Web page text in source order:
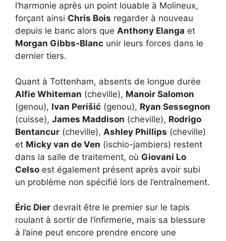
l’harmonie après un point louable à Molineux,
forçant ainsi Chris Bois regarder à nouveau
depuis le banc alors que Anthony Elanga et
Morgan Gibbs-Blanc unir leurs forces dans le
dernier tiers.
Quant à Tottenham, absents de longue durée
Alfie Whiteman (cheville), Manoir Salomon
(genou), Ivan Perišić (genou), Ryan Sessegnon
(cuisse), James Maddison (cheville), Rodrigo
Bentancur (cheville), Ashley Phillips (cheville)
et Micky van de Ven (ischio-jambiers) restent
dans la salle de traitement, où Giovani Lo
Celso est également présent après avoir subi
un problème non spécifié lors de l’entraînement.
Éric Dier devrait être le premier sur le tapis
roulant à sortir de l’infirmerie, mais sa blessure
à l’aine peut encore prendre encore une